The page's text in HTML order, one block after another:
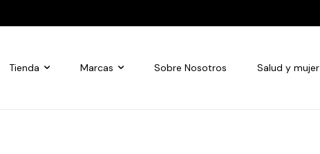
Tienda Marcas Sobre Nosotros Salud y mujer